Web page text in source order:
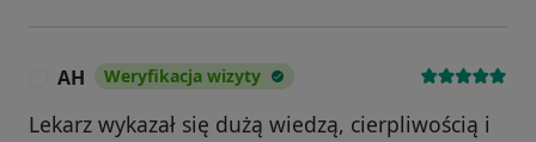
AH Weryfikacja wizyty
Lekarz wykazał się dużą wiedzą, cierpliwością i